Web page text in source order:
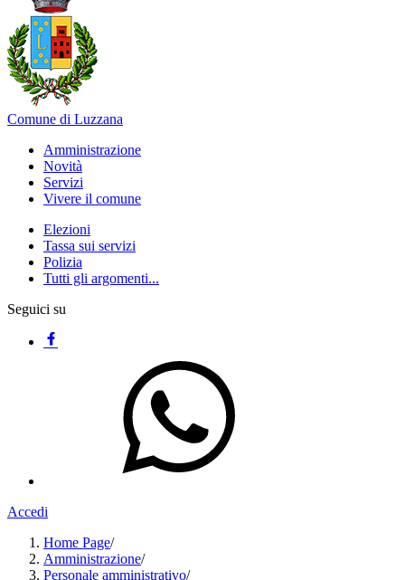
Comune di Luzzana
Amministrazione
Novità
Servizi
Vivere il comune
Elezioni
Tassa sui servizi
Polizia
Tutti gli argomenti...
Seguici su
Accedi
Home Page/
Amministrazione/
Personale amministrativo/